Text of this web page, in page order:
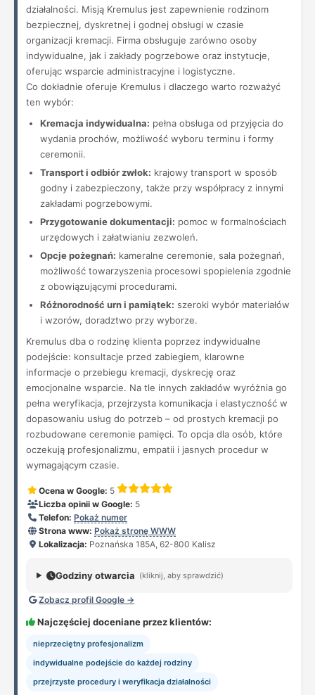
działalności. Misją Kremulus jest zapewnienie rodzinom
bezpiecznej, dyskretnej i godnej obsługi w czasie
organizacji kremacji. Firma obsługuje zarówno osoby
indywidualne, jak i zakłady pogrzebowe oraz instytucje,
oferując wsparcie administracyjne i logistyczne.
Co dokładnie oferuje Kremulus i dlaczego warto rozważyć
ten wybór:
Kremacja indywidualna: pełna obsługa od przyjęcia do
wydania prochów, możliwość wyboru terminu i formy
ceremonii.
Transport i odbiór zwłok: krajowy transport w sposób
godny i zabezpieczony, także przy współpracy z innymi
zakładami pogrzebowymi.
Przygotowanie dokumentacji: pomoc w formalnościach
urzędowych i załatwianiu zezwoleń.
Opcje pożegnań: kameralne ceremonie, sala pożegnań,
możliwość towarzyszenia procesowi spopielenia zgodnie
z obowiązującymi procedurami.
Różnorodność urn i pamiątek: szeroki wybór materiałów
i wzorów, doradztwo przy wyborze.
Kremulus dba o rodzinę klienta poprzez indywidualne
podejście: konsultacje przed zabiegiem, klarowne
informacje o przebiegu kremacji, dyskrecję oraz
emocjonalne wsparcie. Na tle innych zakładów wyróżnia go
pełna weryfikacja, przejrzysta komunikacja i elastyczność w
dopasowaniu usług do potrzeb – od prostych kremacji po
rozbudowane ceremonie pamięci. To opcja dla osób, które
oczekują profesjonalizmu, empatii i jasnych procedur w
wymagającym czasie.
Ocena w Google: 5
Liczba opinii w Google: 5
Telefon: Pokaż numer
Strona www: Pokaż stronę WWW
Lokalizacja: Poznańska 185A, 62-800 Kalisz
Godziny otwarcia (kliknij, aby sprawdzić)
Zobacz profil Google →
Najczęściej doceniane przez klientów:
nieprzeciętny profesjonalizm
indywidualne podejście do każdej rodziny
przejrzyste procedury i weryfikacja działalności